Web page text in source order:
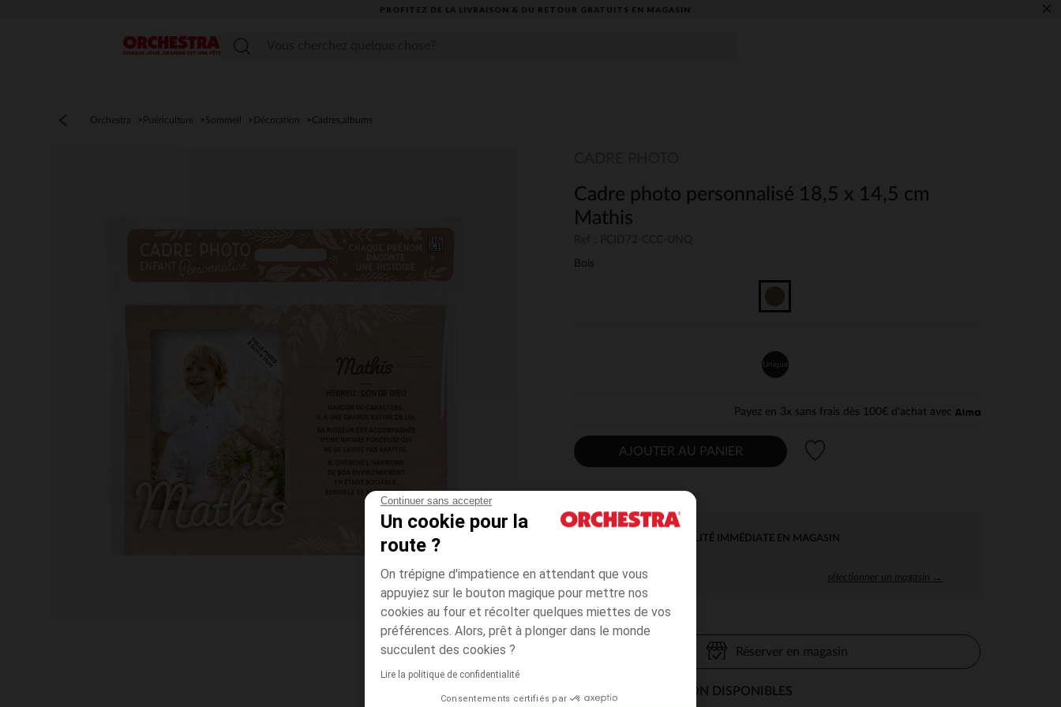
Continuer sans accepter
Un cookie pour la
route ?
On trépigne d'impatience en attendant que vous
appuyiez sur le bouton magique pour mettre nos
cookies au four et récolter quelques miettes de vos
préférences. Alors, prêt à plonger dans le monde
succulent des cookies ?
Lire la politique de confidentialité
Consentements certifiés par
PROFITEZ DE LA LIVRAISON & DU RETOUR GRATUITS EN MAGASIN​ ×
Menu
Orchestra Puériculture Sommeil Décoration Cadres,albums
Cadre photo personnalisé 18,5 x 14,5 cm
Mathis
Bois
Unique
Payez en 3x sans frais dès 100€ d'achat avec
AJOUTER AU PANIER
DISPONIBILITÉ IMMÉDIATE EN MAGASIN
sélectionner un magasin →
Réserver en magasin
MODES DE LIVRAISON DISPONIBLES